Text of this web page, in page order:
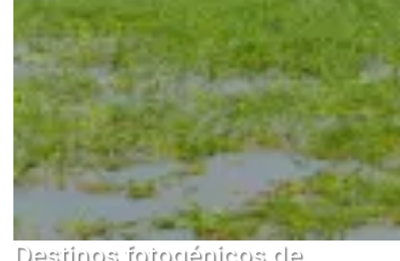
Destinos fotogénicos de